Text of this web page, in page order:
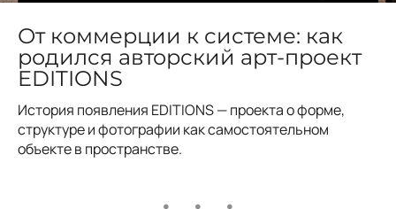
От коммерции к системе: как
родился авторский арт-проект
EDITIONS
История появления EDITIONS — проекта о форме,
структуре и фотографии как самостоятельном
объекте в пространстве.